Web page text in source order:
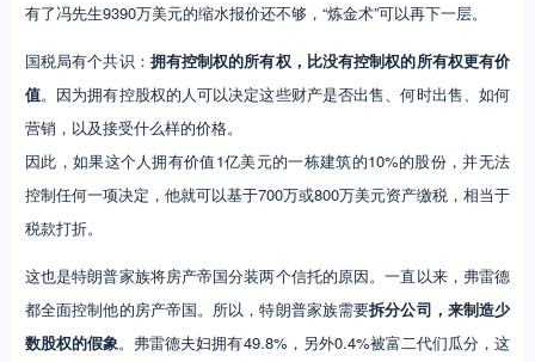
有了冯先生9390万美元的缩水报价还不够，“炼金术”可以再下一层。
国税局有个共识： 拥有控制权的所有权，比没有控制权的所有权更有价
值。因为拥有控股权的人可以决定这些财产是否出售、何时出售、如何
营销，以及接受什么样的价格。
因此，如果这个人拥有价值1亿美元的一栋建筑的10%的股份，并无法
控制任何一项决定，他就可以基于700万或800万美元资产缴税，相当于
税款打折。
这也是特朗普家族将房产帝国分装两个信托的原因。一直以来，弗雷德
都全面控制他的房产帝国。所以，特朗普家族需要拆分公司，来制造少
数股权的假象。弗雷德夫妇拥有49.8%，另外0.4%被富二代们瓜分，这